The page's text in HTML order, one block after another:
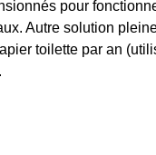
pour
Autre solution
toilette par an